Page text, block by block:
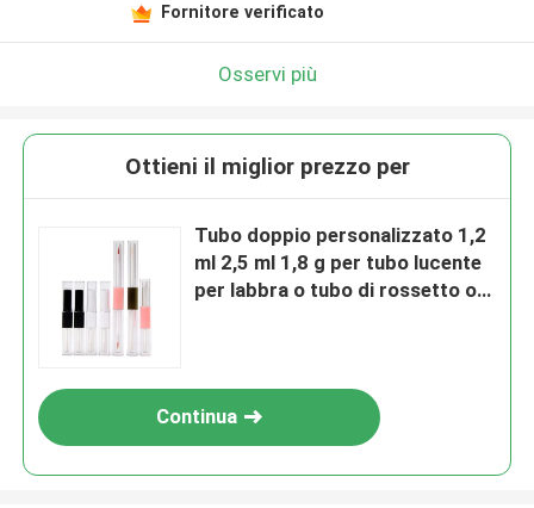
Fornitore verificato
Osservi più
Ottieni il miglior prezzo per
Tubo doppio personalizzato 1,2
ml 2,5 ml 1,8 g per tubo lucente
per labbra o tubo di rossetto o
Continua